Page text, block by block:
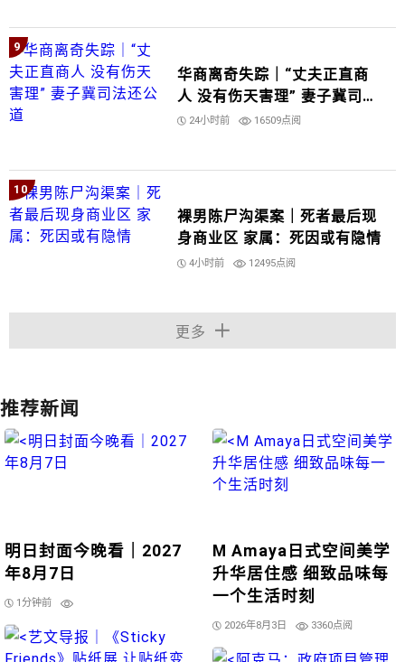
9
华商离奇失踪｜“丈夫正直商
人 没有伤天害理” 妻子冀司法
还公道
24小时前 16509点阅
10
裸男陈尸沟渠案｜死者最后现
身商业区 家属：死因或有隐情
4小时前 12495点阅
更多
推荐新闻
明日封面今晚看｜2027
年8月7日
1分钟前
M Amaya日式空间美学
升华居住感 细致品味每
一个生活时刻
2026年8月3日 3360点阅